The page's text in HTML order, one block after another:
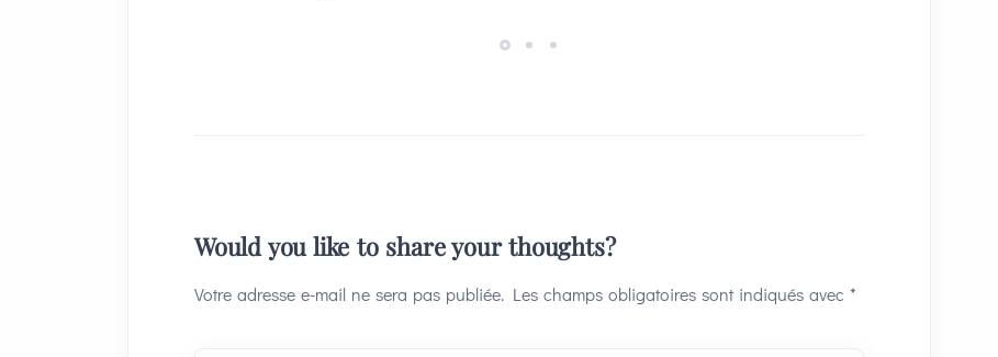
Would you like to share your thoughts?
Votre adresse e-mail ne sera pas publiée. Les champs obligatoires sont indiqués avec *